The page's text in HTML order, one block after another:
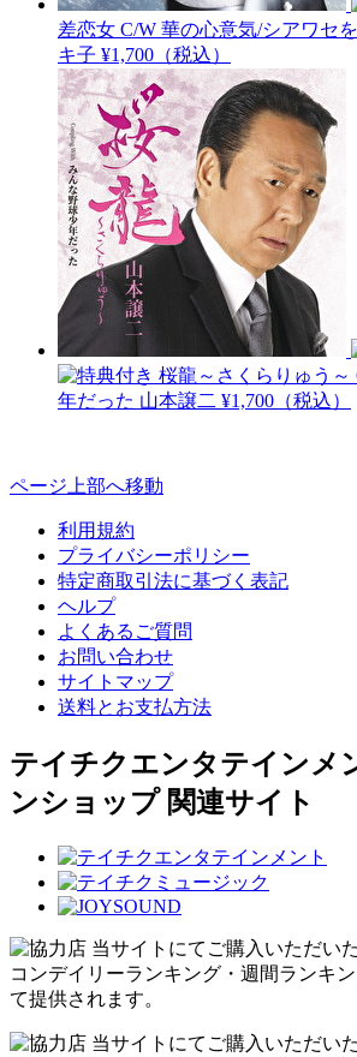
差恋女 C/W 華の心意気/シアワセ
キ子 ¥1,700（税込）
桜龍～さくらりゅう～
年だった 山本譲二 ¥1,700（税込）
ページ上部へ移動
利用規約
プライバシーポリシー
特定商取引法に基づく表記
ヘルプ
よくあるご質問
お問い合わせ
サイトマップ
送料とお支払方法
テイチクエンタテインメ
ンショップ 関連サイト
当サイトにてご購入いただい
コンデイリーランキング・週間ランキ
て提供されます。
当サイトにてご購入いただい